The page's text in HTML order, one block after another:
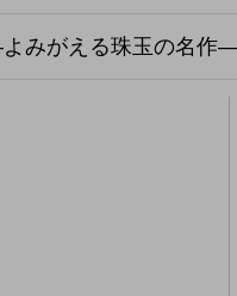
みがえる珠玉の名作